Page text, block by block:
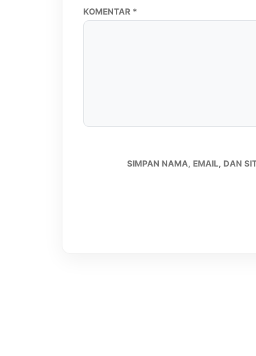
KOMENTAR *
SIMPAN NAMA, EMAIL, DAN